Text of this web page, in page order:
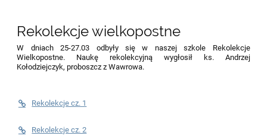
Rekolekcje wielkopostne
W dniach 25-27.03 odbyły się w naszej szkole Rekolekcje
Wielkopostne. Naukę rekolekcyjną wygłosił ks. Andrzej
Kołodziejczyk, proboszcz z Wawrowa.
Rekolekcje cz. 1
Rekolekcje cz. 2